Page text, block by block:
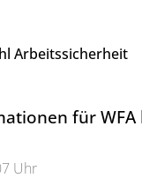
Arbeitssicherheit
für WFA
Uhr